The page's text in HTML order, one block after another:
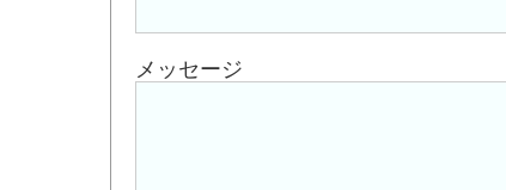
メッセージ